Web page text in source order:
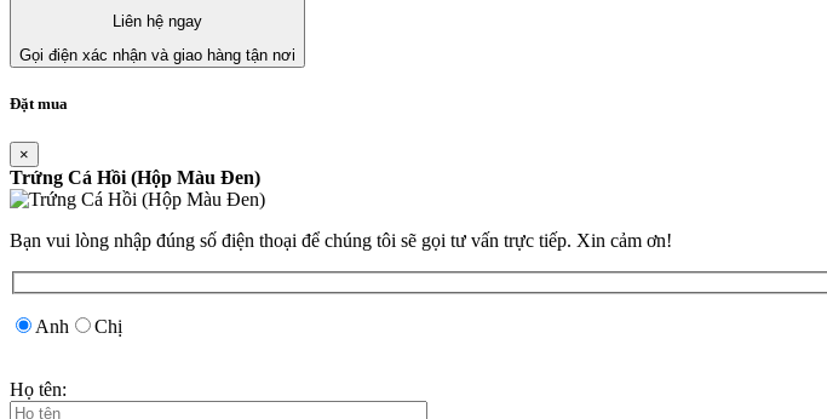
Liên hệ ngay
Gọi điện xác nhận và giao hàng tận nơi
Đặt mua
×
Trứng Cá Hồi (Hộp Màu Đen)
Bạn vui lòng nhập đúng số điện thoại để chúng tôi sẽ gọi tư vấn trực tiếp. Xin cảm ơn!
Anh Chị
Họ tên: